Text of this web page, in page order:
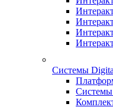
Системы